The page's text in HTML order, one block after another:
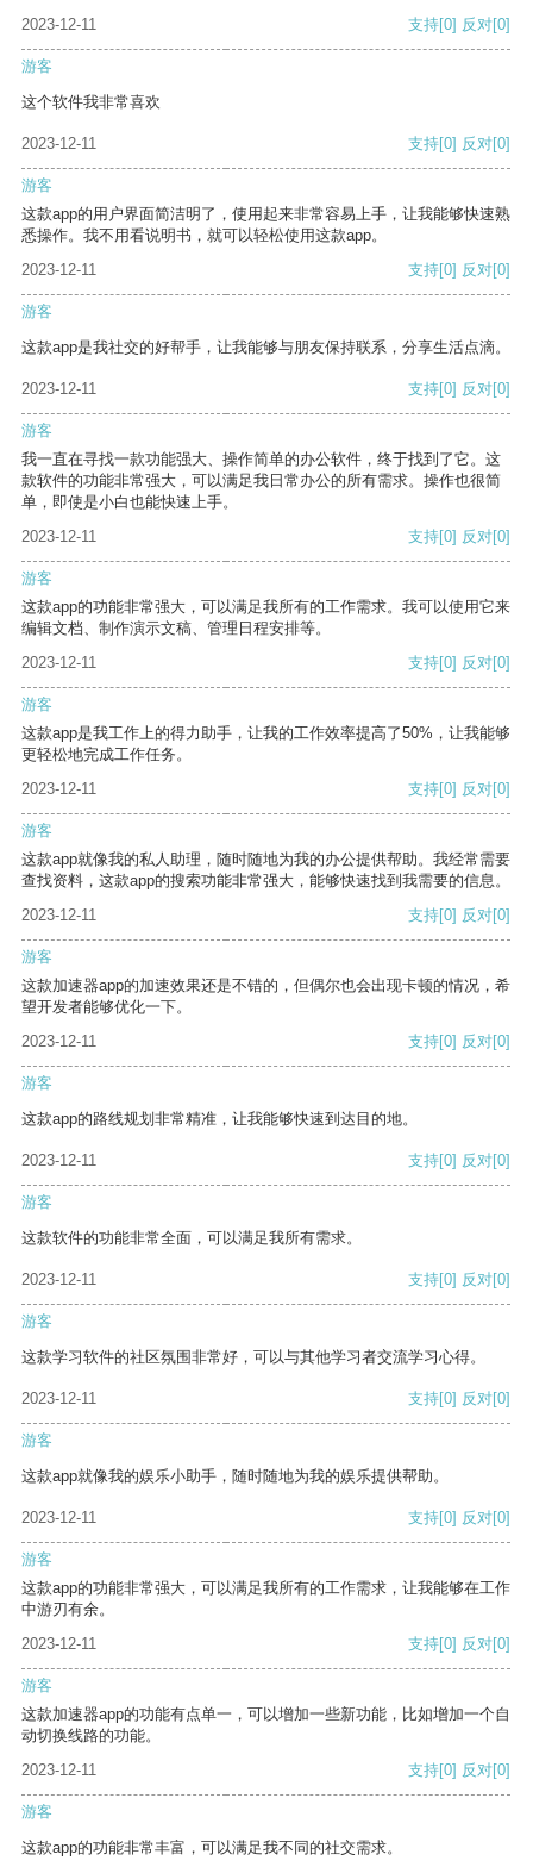
2023-12-11 支持[0] 反对[0]
游客
这个软件我非常喜欢
2023-12-11 支持[0] 反对[0]
游客
这款app的用户界面简洁明了，使用起来非常容易上手，让我能够快速熟
悉操作。我不用看说明书，就可以轻松使用这款app。
2023-12-11
支持[0] 反对[0]
游客
这款app是我社交的好帮手，让我能够与朋友保持联系，分享生活点滴。
2023-12-11 支持[0] 反对[0]
游客
我一直在寻找一款功能强大、操作简单的办公软件，终于找到了它。这
款软件的功能非常强大，可以满足我日常办公的所有需求。操作也很简
单，即使是小白也能快速上手。
2023-12-11
支持[0] 反对[0]
游客
这款app的功能非常强大，可以满足我所有的工作需求。我可以使用它来
编辑文档、制作演示文稿、管理日程安排等。
2023-12-11
支持[0] 反对[0]
游客
这款app是我工作上的得力助手，让我的工作效率提高了50%，让我能够
更轻松地完成工作任务。
2023-12-11
支持[0] 反对[0]
游客
这款app就像我的私人助理，随时随地为我的办公提供帮助。我经常需要
查找资料，这款app的搜索功能非常强大，能够快速找到我需要的信息。
2023-12-11
支持[0] 反对[0]
游客
这款加速器app的加速效果还是不错的，但偶尔也会出现卡顿的情况，希
望开发者能够优化一下。
2023-12-11
支持[0] 反对[0]
游客
这款app的路线规划非常精准，让我能够快速到达目的地。
2023-12-11 支持[0] 反对[0]
游客
这款软件的功能非常全面，可以满足我所有需求。
2023-12-11 支持[0] 反对[0]
游客
这款学习软件的社区氛围非常好，可以与其他学习者交流学习心得。
2023-12-11 支持[0] 反对[0]
游客
这款app就像我的娱乐小助手，随时随地为我的娱乐提供帮助。
2023-12-11 支持[0] 反对[0]
游客
这款app的功能非常强大，可以满足我所有的工作需求，让我能够在工作
中游刃有余。
2023-12-11
支持[0] 反对[0]
游客
这款加速器app的功能有点单一，可以增加一些新功能，比如增加一个自
动切换线路的功能。
2023-12-11
支持[0] 反对[0]
游客
这款app的功能非常丰富，可以满足我不同的社交需求。